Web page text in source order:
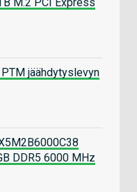
jäähdytyslevyn
DDR5 6000 MHz